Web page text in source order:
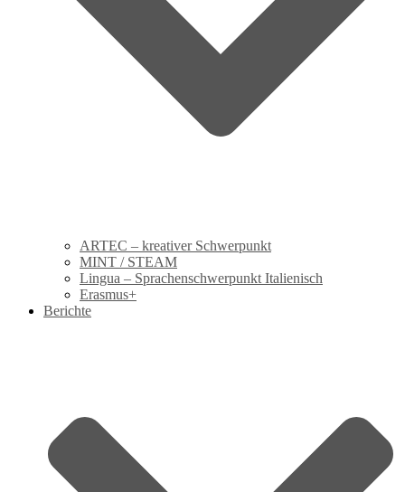
ARTEC – kreativer Schwerpunkt
MINT / STEAM
Lingua – Sprachenschwerpunkt Italienisch
Erasmus+
Berichte